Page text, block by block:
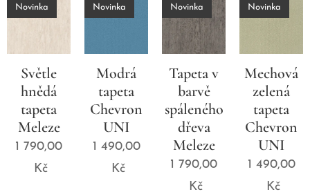
Světle
hnědá
tapeta
Meleze
Novinka
1 790,00
Kč
Modrá
tapeta
Chevron
UNI
Novinka
1 490,00
Kč
Tapeta v
barvě
spáleného
dřeva
Meleze
Novinka
1 790,00
Kč
Mechová
zelená
tapeta
Chevron
UNI
Novinka
1 490,00
Kč